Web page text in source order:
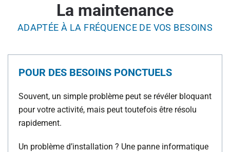
La maintenance
ADAPTÉE À LA FRÉQUENCE DE VOS BESOINS
POUR DES BESOINS PONCTUELS
Souvent, un simple problème peut se révéler bloquant
pour votre activité, mais peut toutefois être résolu
rapidement.
Un problème d’installation ? Une panne informatique